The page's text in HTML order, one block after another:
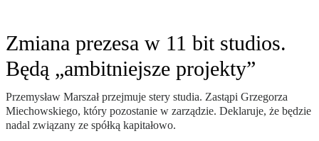
Zmiana prezesa w 11 bit studios.
Będą „ambitniejsze projekty”
Przemysław Marszał przejmuje stery studia. Zastąpi Grzegorza
Miechowskiego, który pozostanie w zarządzie. Deklaruje, że będzie
nadal związany ze spółką kapitałowo.